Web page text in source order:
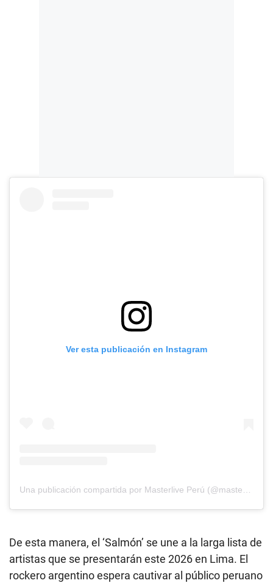
Ver esta publicación en Instagram
Una publicación compartida por Masterlive Perú (@masterliveperu)
De esta manera, el ‘Salmón’ se une a la larga lista de
artistas que se presentarán este 2026 en Lima. El
rockero argentino espera cautivar al público peruano